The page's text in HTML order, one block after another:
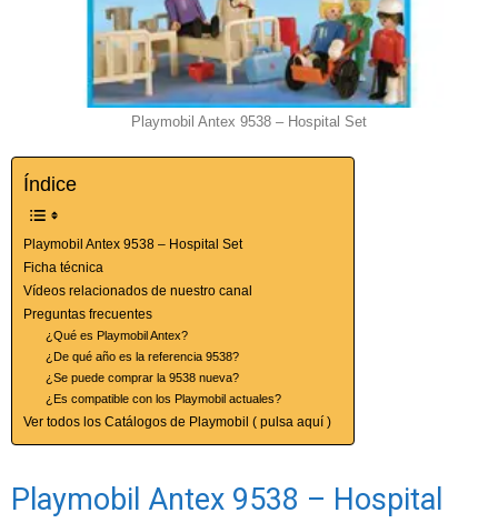
Playmobil Antex 9538 – Hospital Set
Índice
Playmobil Antex 9538 – Hospital Set
Ficha técnica
Vídeos relacionados de nuestro canal
Preguntas frecuentes
¿Qué es Playmobil Antex?
¿De qué año es la referencia 9538?
¿Se puede comprar la 9538 nueva?
¿Es compatible con los Playmobil actuales?
Ver todos los Catálogos de Playmobil ( pulsa aquí )
Playmobil Antex 9538 – Hospital